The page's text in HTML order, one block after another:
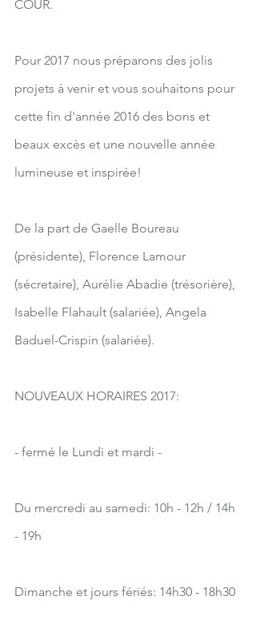
COUR.
Pour 2017 nous préparons des jolis
projets à venir et vous souhaitons pour
cette fin d'année 2016 des bons et
beaux excès et une nouvelle année
lumineuse et inspirée!
De la part de Gaelle Boureau
(présidente), Florence Lamour
(sécretaire), Aurélie Abadie (trésorière),
Isabelle Flahault (salariée), Angela
Baduel-Crispin (salariée).
NOUVEAUX HORAIRES 2017:
- fermé le Lundi et mardi -
Du mercredi au samedi: 10h - 12h / 14h
- 19h
Dimanche et jours fériés: 14h30 - 18h30